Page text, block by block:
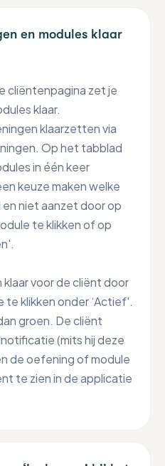
en modules klaar
cliëntenpagina zet je
klaar.
klaarzetten via
Op het tabblad
in één keer
keuze maken welke
niet aanzet door op
te klikken of op
voor de cliënt door
te klikken onder ‘Actief'.
groen. De cliënt
(mits hij deze
de oefening of module
te zien in de applicatie